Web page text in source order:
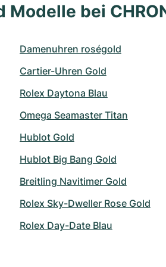
bei
Damenuhren roségold
Cartier-Uhren Gold
Rolex Daytona Blau
Omega Seamaster Titan
Hublot Gold
Hublot Big Bang Gold
Breitling Navitimer Gold
Rolex Sky-Dweller Rose Gold
Rolex Day-Date Blau